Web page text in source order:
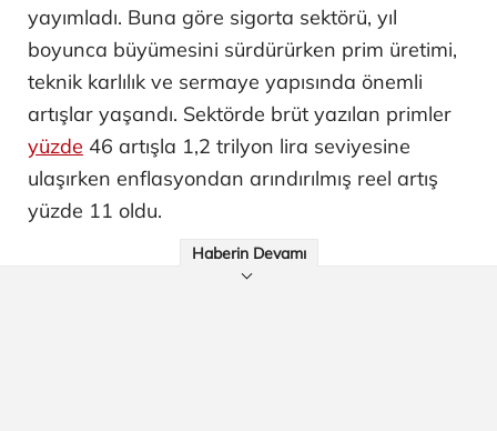
yayımladı. Buna göre sigorta sektörü, yıl
boyunca büyümesini sürdürürken prim üretimi,
teknik karlılık ve sermaye yapısında önemli
artışlar yaşandı. Sektörde brüt yazılan primler
yüzde 46 artışla 1,2 trilyon lira seviyesine
ulaşırken enflasyondan arındırılmış reel artış
yüzde 11 oldu.
Haberin Devamı